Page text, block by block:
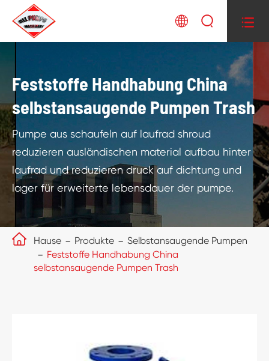
  
Feststoffe Handhabung China
selbstansaugende Pumpen Trash
Pumpe aus schaufeln auf laufrad shroud
reduzieren ausländischen material aufbau hinter
laufrad und reduzieren druck auf dichtung und
lager für erweiterte lebensdauer der pumpe.
 Hause Produkte
Selbstansaugende Pumpen
Feststoffe Handhabung China
selbstansaugende Pumpen Trash